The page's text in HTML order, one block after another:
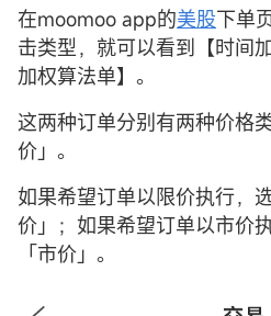
在moomoo app的美股下单
击类型，就可以看到【时间
加权算法单】。
这两种订单分别有两种价
价」。
如果希望订单以限价执行，
价」；如果希望订单以市价
「市价」。